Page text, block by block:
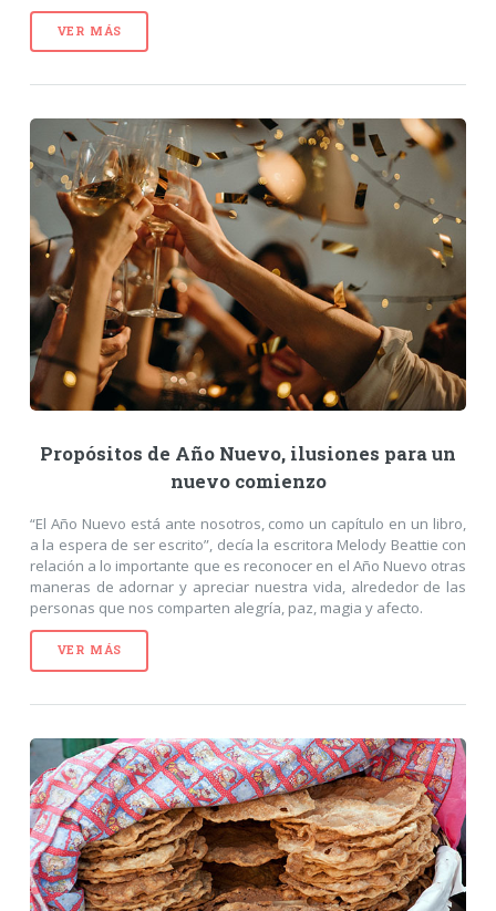
VER MÁS
Propósitos de Año Nuevo, ilusiones para un
nuevo comienzo
“El Año Nuevo está ante nosotros, como un capítulo en un libro,
a la espera de ser escrito”, decía la escritora Melody Beattie con
relación a lo importante que es reconocer en el Año Nuevo otras
maneras de adornar y apreciar nuestra vida, alrededor de las
personas que nos comparten alegría, paz, magia y afecto.
VER MÁS